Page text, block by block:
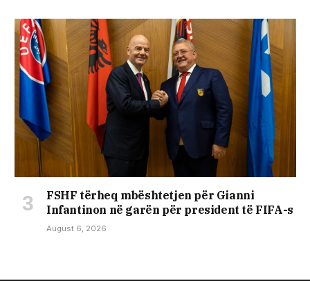
FSHF tërheq mbështetjen për Gianni
Infantinon në garën për president të FIFA-s
August 6, 2026